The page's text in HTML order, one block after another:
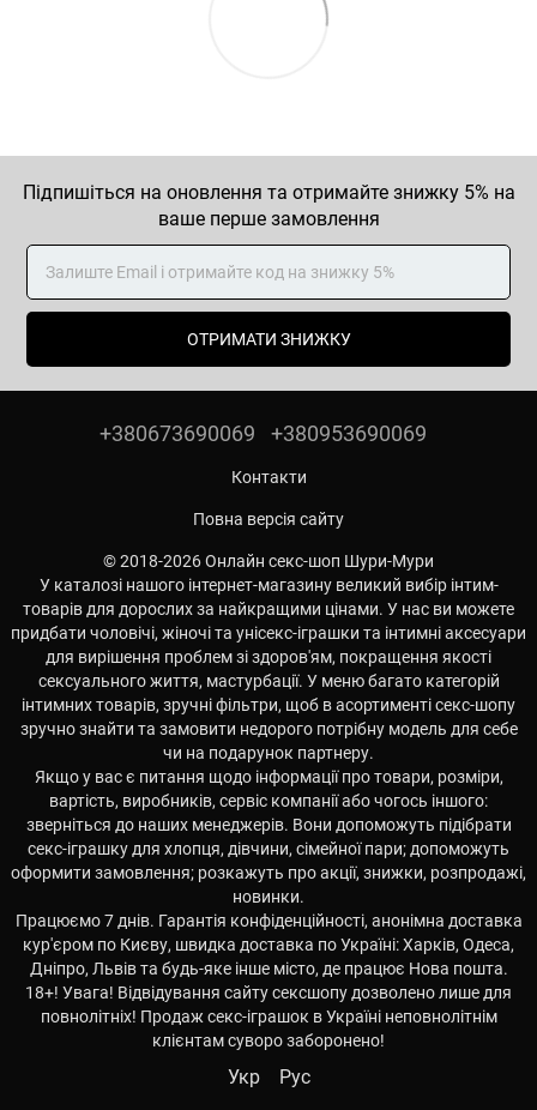
Підпишіться на оновлення та отримайте знижку 5% на
ваше перше замовлення
ОТРИМАТИ ЗНИЖКУ
+380673690069 +380953690069
Контакти
Повна версія сайту
© 2018-2026 Онлайн секс-шоп Шури-Мури
У каталозі нашого інтернет-магазину великий вибір інтим-
товарів для дорослих за найкращими цінами. У нас ви можете
придбати чоловічі, жіночі та унісекс-іграшки та інтимні аксесуари
для вирішення проблем зі здоров'ям, покращення якості
сексуального життя, мастурбації. У меню багато категорій
інтимних товарів, зручні фільтри, щоб в асортименті секс-шопу
зручно знайти та замовити недорого потрібну модель для себе
чи на подарунок партнеру.
Якщо у вас є питання щодо інформації про товари, розміри,
вартість, виробників, сервіс компанії або чогось іншого:
зверніться до наших менеджерів. Вони допоможуть підібрати
секс-іграшку для хлопця, дівчини, сімейної пари; допоможуть
оформити замовлення; розкажуть про акції, знижки, розпродажі,
новинки.
Працюємо 7 днів. Гарантія конфіденційності, анонімна доставка
кур'єром по Києву, швидка доставка по Україні: Харків, Одеса,
Дніпро, Львів та будь-яке інше місто, де працює Нова пошта.
18+! Увага! Відвідування сайту сексшопу дозволено лише для
повнолітніх! Продаж секс-іграшок в Україні неповнолітнім
клієнтам суворо заборонено!
Укр Рус